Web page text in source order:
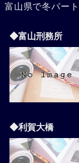
富山県で冬パー
◆富山刑務所
◆利賀大橋